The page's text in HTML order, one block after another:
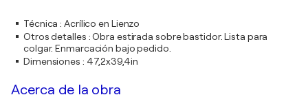
Técnica :Acrílico en Lienzo
Otros detalles :Obra estirada sobre bastidor. Lista para
colgar. Enmarcación bajo pedido.
Dimensiones : 47,2x39,4in
Acerca de la obra